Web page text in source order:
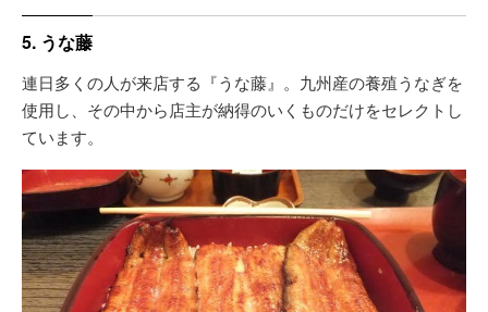
5. うな藤
連日多くの人が来店する『うな藤』。九州産の養殖うなぎを
使用し、その中から店主が納得のいくものだけをセレクトし
ています。